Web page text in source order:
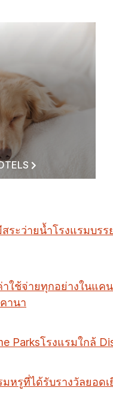
ระว่ายน้ำโรงแรมบร
ใช้จ่ายทุกอย่างในแค
านา
Parksโรงแรมใกล้
มหรูที่ได้รับรางวัลยอดเ